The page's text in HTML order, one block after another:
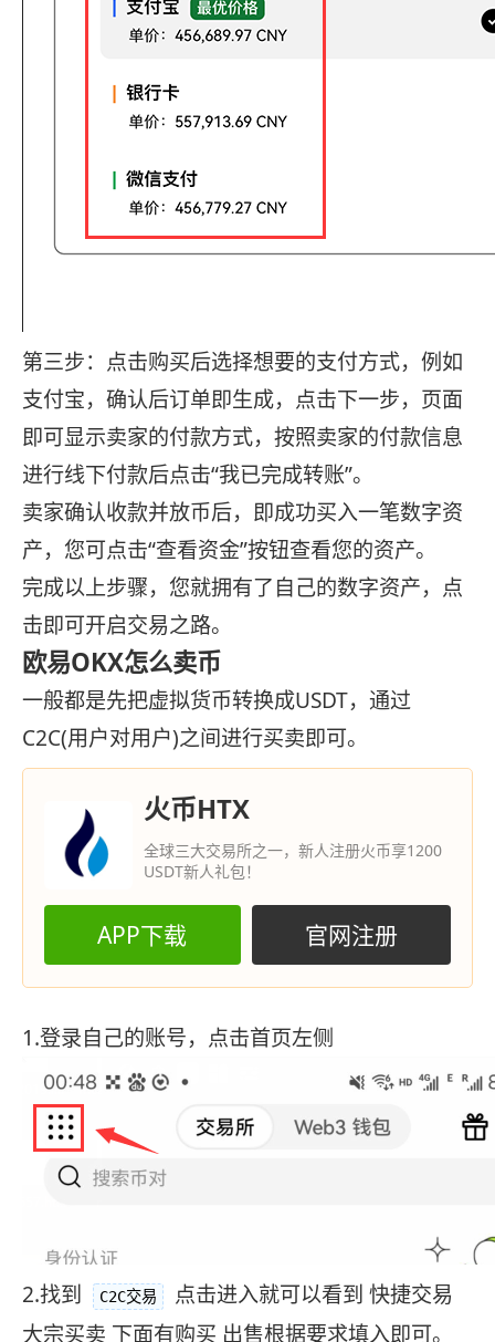
第三步：点击购买后选择想要的支付方式，例如
支付宝，确认后订单即生成，点击下一步，页面
即可显示卖家的付款方式，按照卖家的付款信息
进行线下付款后点击“我已完成转账”。
卖家确认收款并放币后，即成功买入一笔数字资
产，您可点击“查看资金”按钮查看您的资产。
完成以上步骤，您就拥有了自己的数字资产，点
击即可开启交易之路。
欧易OKX怎么卖币
一般都是先把虚拟货币转换成USDT，通过
C2C(用户对用户)之间进行买卖即可。
火币HTX
全球三大交易所之一，新人注册火币享1200
USDT新人礼包！
APP下载 官网注册
1.登录自己的账号，点击首页左侧
2.找到 C2C交易
点击进入就可以看到 快捷交易
大宗买卖 下面有购买 出售根据要求填入即可。